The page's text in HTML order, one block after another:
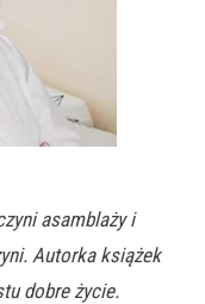
asamblaży i
Autorka książek
dobre życie.